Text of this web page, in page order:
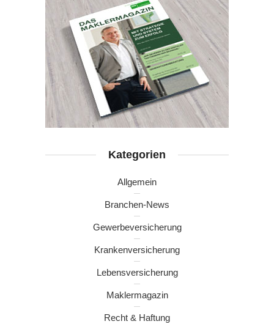
Kategorien
Allgemein
Branchen-News
Gewerbeversicherung
Krankenversicherung
Lebensversicherung
Maklermagazin
Recht & Haftung